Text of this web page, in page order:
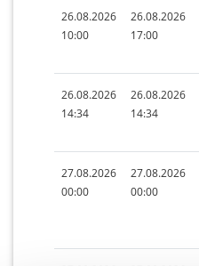
26.08.2026
10:00
26.08.2026
17:00
26.08.2026
14:34
26.08.2026
14:34
27.08.2026
00:00
27.08.2026
00:00